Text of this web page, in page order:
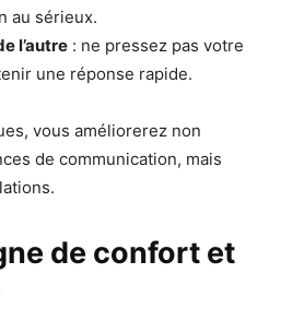
au sérieux.
l’autre : ne pressez pas votre
une réponse rapide.
vous améliorerez non
de communication, mais
de confort et